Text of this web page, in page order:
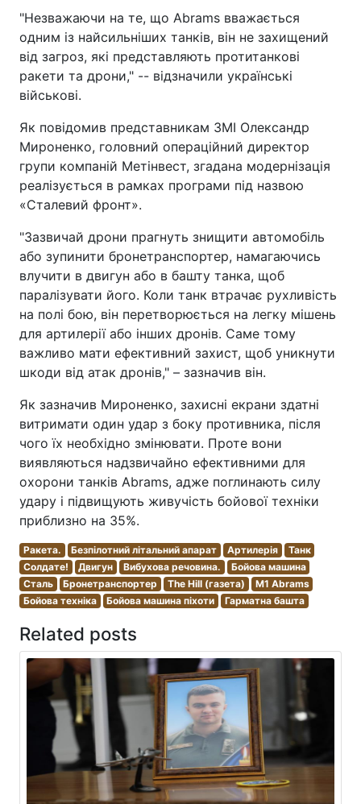
"Незважаючи на те, що Abrams вважається
одним із найсильніших танків, він не захищений
від загроз, які представляють протитанкові
ракети та дрони," -- відзначили українські
військові.
Як повідомив представникам ЗМІ Олександр
Мироненко, головний операційний директор
групи компаній Метінвест, згадана модернізація
реалізується в рамках програми під назвою
«Сталевий фронт».
"Зазвичай дрони прагнуть знищити автомобіль
або зупинити бронетранспортер, намагаючись
влучити в двигун або в башту танка, щоб
паралізувати його. Коли танк втрачає рухливість
на полі бою, він перетворюється на легку мішень
для артилерії або інших дронів. Саме тому
важливо мати ефективний захист, щоб уникнути
шкоди від атак дронів," – зазначив він.
Як зазначив Мироненко, захисні екрани здатні
витримати один удар з боку противника, після
чого їх необхідно змінювати. Проте вони
виявляються надзвичайно ефективними для
охорони танків Abrams, адже поглинають силу
удару і підвищують живучість бойової техніки
приблизно на 35%.
Ракета. Безпілотний літальний апарат Артилерія
Танк
Солдате!
Двигун Вибухова речовина.
Бойова машина
Сталь
Бронетранспортер The Hill (газета)
M1 Abrams
Бойова техніка
Бойова машина піхоти Гарматна башта
Related posts